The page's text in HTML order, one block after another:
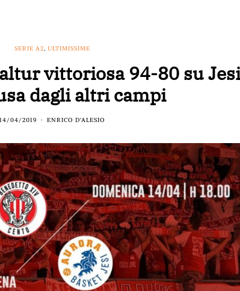
SERIE A2, ULTIMISSIME
vittoriosa 94-80 su
dagli altri campi
14/04/2019 ENRICO D'ALESIO
,
BASKET NEWS ,ULTIMISSIME
Alla Roig Arena di
Valencia arriva «The
Eye»
14/07/2025
BASKET
Piazza
con
17/